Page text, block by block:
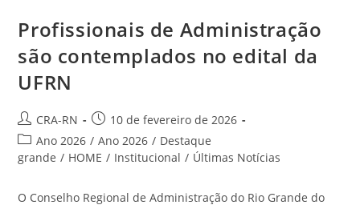
Profissionais de Administração
são contemplados no edital da
UFRN
Autor
do
post:
CRA-RN
Post
publicado:
10 de fevereiro de 2026
Categoria
do
Ano 2026 / Ano 2026 / Destaque
grande / HOME / Institucional / Últimas Notícias
O Conselho Regional de Administração do Rio Grande do